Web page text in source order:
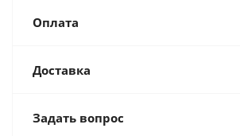
Оплата
Доставка
Задать вопрос